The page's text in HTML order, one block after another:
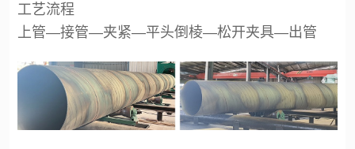
工艺流程
上管—接管—夹紧—平头倒棱—松开夹具—出管